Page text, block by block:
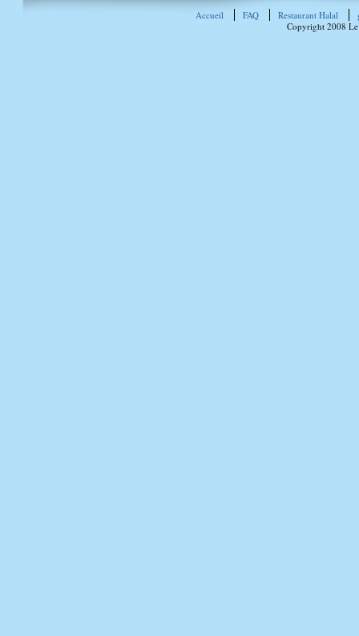
Accueil FAQ Restaurant Halal
Copyright 2008